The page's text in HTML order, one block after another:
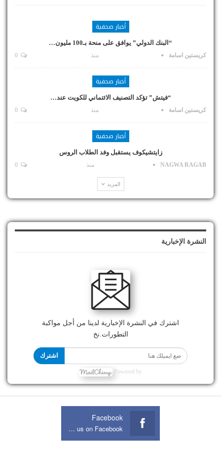
أخبار صحفية
“البنك الدولي” يوافق على منحة بـ100 مليون…
كريستين اسامة منذ
أخبار صحفية
“فيتش” تؤكد التصنيف الائتماني للكويت عند…
كريستين اسامة منذ
أخبار صحفية
زايتشيكوف يستقبل وفد الطلاب الروس
NAGWA RAGAB منذ
المزيد
النشرة الإخبارية
اشترك في النشرة الإخبارية لدينا من أجل مواكبة
التطورات.نخ
اشترك
Powered by
Facebook
Join us on Facebook